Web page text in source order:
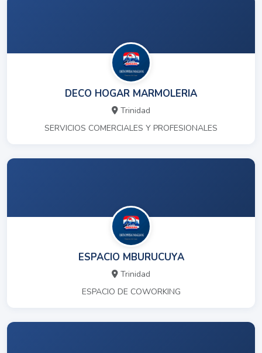
DECO HOGAR MARMOLERIA
Trinidad
SERVICIOS COMERCIALES Y PROFESIONALES
ESPACIO MBURUCUYA
Trinidad
ESPACIO DE COWORKING